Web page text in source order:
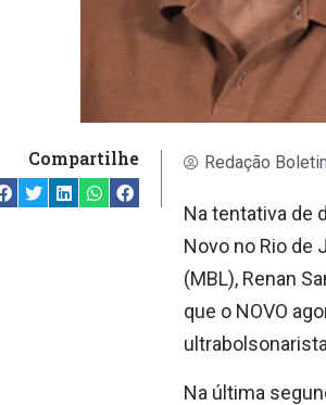
Compartilhe Redação
Na tentativa de
Novo no Rio de
(MBL), Renan
que o NOVO
Na última